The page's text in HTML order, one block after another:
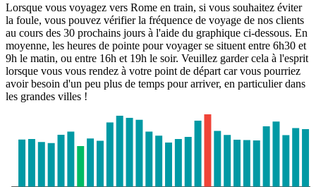
Lorsque vous voyagez vers Rome en train, si vous souhaitez éviter
la foule, vous pouvez vérifier la fréquence de voyage de nos clients
au cours des 30 prochains jours à l'aide du graphique ci-dessous. En
moyenne, les heures de pointe pour voyager se situent entre 6h30 et
9h le matin, ou entre 16h et 19h le soir. Veuillez garder cela à l'esprit
lorsque vous vous rendez à votre point de départ car vous pourriez
avoir besoin d'un peu plus de temps pour arriver, en particulier dans
les grandes villes !